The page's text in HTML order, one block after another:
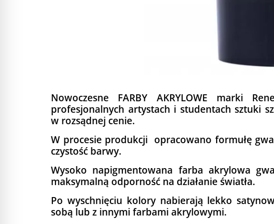
Nowoczesne FARBY AKRYLOWE marki
profesjonalnych artystach i studentach sztuki
w rozsądnej cenie.
W procesie produkcji opracowano formułę
czystość barwy.
Wysoko napigmentowana farba akrylowa
maksymalną odporność na działanie światła.
Po wyschnięciu kolory nabierają lekko
sobą lub z innymi farbami akrylowymi.